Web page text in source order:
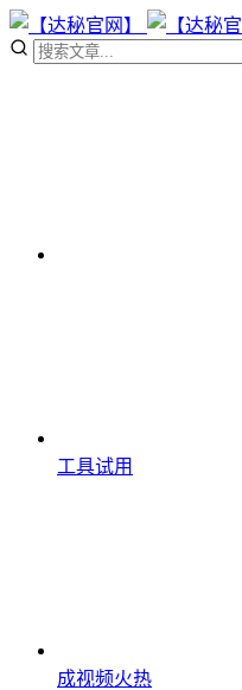
工具试用
成视频火热